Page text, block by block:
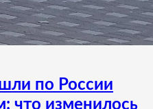
по России
что изменилось